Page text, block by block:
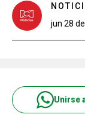
jun 28
Unirse